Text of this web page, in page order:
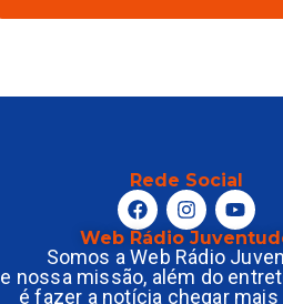
Rede Social
Web Rádio
Somos a Web Rádio
e nossa missão, além do
é fazer a notícia chegar mais